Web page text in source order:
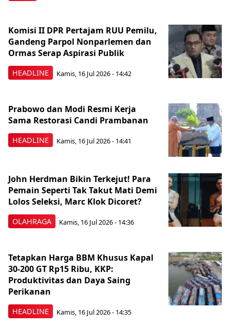
HEADLINE
Komisi II DPR Pertajam RUU Pemilu,
Gandeng Parpol Nonparlemen dan
Ormas Serap Aspirasi Publik
Kamis, 16 Jul 2026 - 14:42
HEADLINE
Prabowo dan Modi Resmi Kerja
Sama Restorasi Candi Prambanan
Kamis, 16 Jul 2026 - 14:41
OLAHRAGA
John Herdman Bikin Terkejut! Para
Pemain Seperti Tak Takut Mati Demi
Lolos Seleksi, Marc Klok Dicoret?
Kamis, 16 Jul 2026 - 14:36
HEADLINE
Tetapkan Harga BBM Khusus Kapal
30-200 GT Rp15 Ribu, KKP:
Produktivitas dan Daya Saing
Perikanan
Kamis, 16 Jul 2026 - 14:35